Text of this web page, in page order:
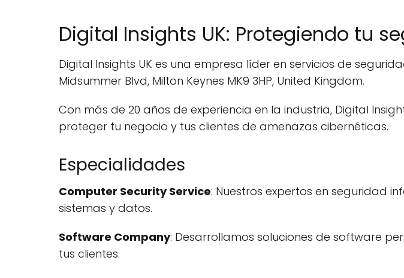
Digital Insights UK: Protegiendo tu
Digital Insights UK es una empresa líder en servicios de
Midsummer Blvd, Milton Keynes MK9 3HP, United Kingdom.
Con más de 20 años de experiencia en la industria, Digital
proteger tu negocio y tus clientes de amenazas cibernéticas.
Especialidades
Computer Security Service: Nuestros expertos en seguridad
sistemas y datos.
Software Company: Desarrollamos soluciones de software
tus clientes.